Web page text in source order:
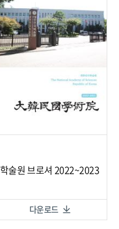
학술원 브로셔 2022~2023
다운로드